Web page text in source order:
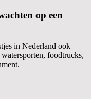
op een
in Nederland ook
foodtrucks,